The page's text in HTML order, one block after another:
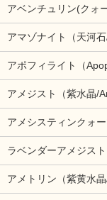
アベンチュリン(クォ
アマゾナイト（天河石
アポフィライト（
アメジスト（紫水晶/
アメシスティンクォ
ラベンダーアメジスト
アメトリン（紫黄水晶